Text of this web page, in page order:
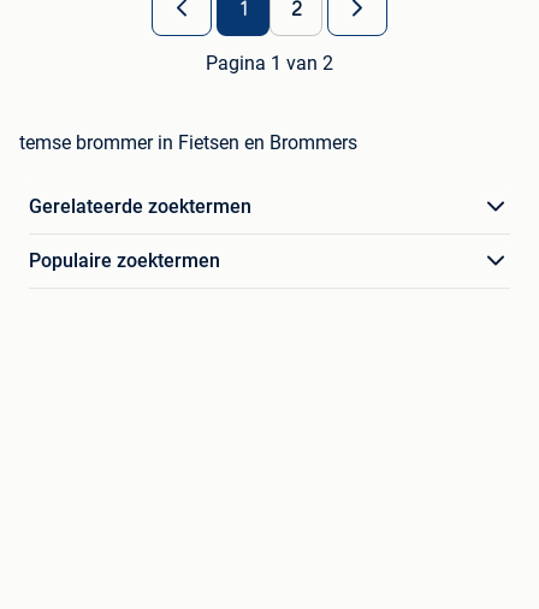
1 2
Pagina 1 van 2
temse brommer in Fietsen en Brommers
Gerelateerde zoektermen
Populaire zoektermen